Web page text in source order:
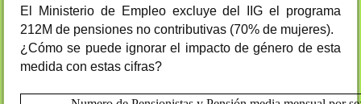
El Ministerio de Empleo excluye del IIG el programa
212M de pensiones no contributivas (70% de mujeres).
¿Cómo se puede ignorar el impacto de género de esta
medida con estas cifras?